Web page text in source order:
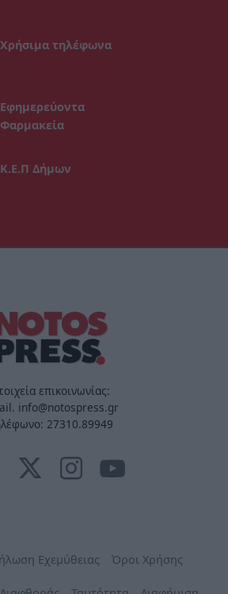
Χρήσιμα τηλέφωνα
Εφημερεύοντα
Φαρμακεία
Κ.Ε.Π Δήμων
επικοινωνίας:
info@notospress.gr
27310.89949
Εχεμύθειας Όροι Χρήσης